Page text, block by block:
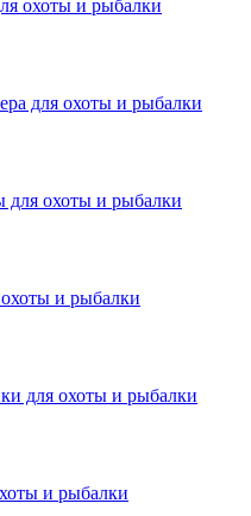
охоты и рыбалки
для охоты и рыбалки
для охоты и рыбалки
и рыбалки
для охоты и рыбалки
и рыбалки